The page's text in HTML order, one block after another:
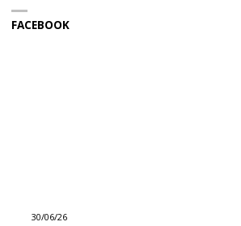
FACEBOOK
30/06/26